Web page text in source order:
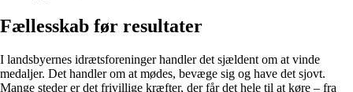
Fællesskab før resultater
I landsbyernes idrætsforeninger handler det sjældent om at vinde
medaljer. Det handler om at mødes, bevæge sig og have det sjovt.
Mange steder er det frivillige kræfter, der får det hele til at køre – fra